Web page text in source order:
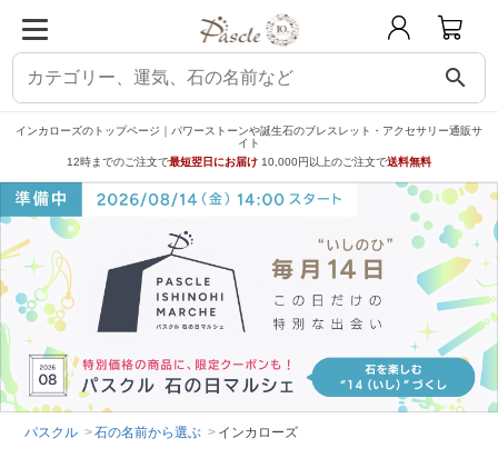
search
インカローズのトップページ｜パワーストーンや誕生石のブレスレット・アクセサリー通販サ
イト
12時までのご注文で最短翌日にお届け 10,000円以上のご注文で送料無料
パスクル 石の名前から選ぶ インカローズ